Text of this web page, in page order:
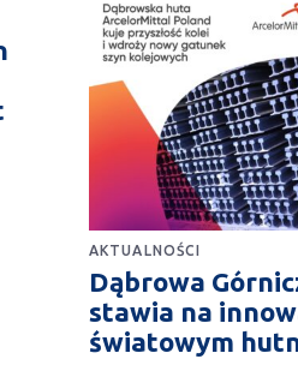
AKTUALNOŚCI
Dąbrowa
stawia na
światowym